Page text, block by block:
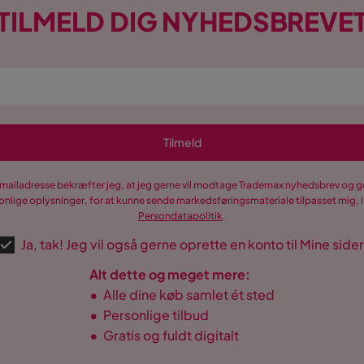
DIG
Tilmeld
bekræfter jeg, at jeg gerne vil modtage Trademax nyhedsbrev og
oplysninger, for at kunne sende markedsføringsmateriale tilpasset mig,
Persondatapolitik.
Ja, tak! Jeg vil også gerne oprette en konto til Mine
Alt dette og meget mere:
• Alle dine køb samlet ét sted
• Personlige tilbud
• Gratis og fuldt digitalt